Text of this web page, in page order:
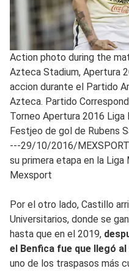
Action photo during the
Azteca Stadium, Apertura
accion durante el Partido
Azteca. Partido
Torneo Apertura 2016 Liga
Festjeo de gol de Rubens
---29/10/2016/
su primera etapa en la
Mexsport
Por el otro lado, Castillo
Universitarios, donde se
hasta que en el 2019,
el Benfica fue que llegó
uno de los traspasos más